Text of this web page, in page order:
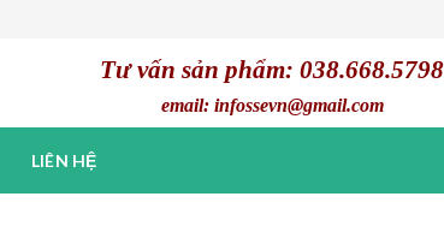
Tư vấn sản phẩm: 038.668.5798
email: infossevn@gmail.com
LIÊN HỆ